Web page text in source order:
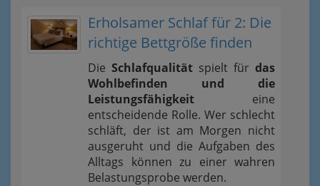
Erholsamer Schlaf für 2: Die
richtige Bettgröße finden
Die Schlafqualität spielt für das
Wohlbefinden und die
Leistungsfähigkeit eine
entscheidende Rolle. Wer schlecht
schläft, der ist am Morgen nicht
ausgeruht und die Aufgaben des
Alltags können zu einer wahren
Belastungsprobe werden.